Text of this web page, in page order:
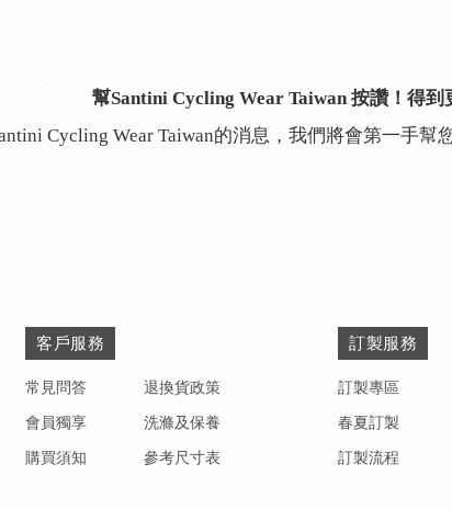
幫Santini Cycling Wear Taiwan 按讚！得到
Cycling Wear Taiwan的消息，我們將會第一手幫
客戶服務
常見問答 退換貨政策
會員獨享 洗滌及保養
購買須知 參考尺寸表
訂製服務
訂製專區
春夏訂製
訂製流程